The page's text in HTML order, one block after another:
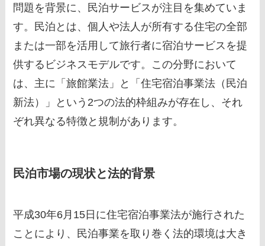
問題を背景に、民泊サービスが注目を集めていま
す。民泊とは、個人や法人が所有する住宅の全部
または一部を活用して旅行者に宿泊サービスを提
供するビジネスモデルです。この分野において
は、主に「旅館業法」と「住宅宿泊事業法（民泊
新法）」という2つの法的枠組みが存在し、それ
ぞれ異なる特徴と規制があります。
民泊市場の現状と法的背景
平成30年6月15日に住宅宿泊事業法が施行された
ことにより、民泊事業を取り巻く法的環境は大き